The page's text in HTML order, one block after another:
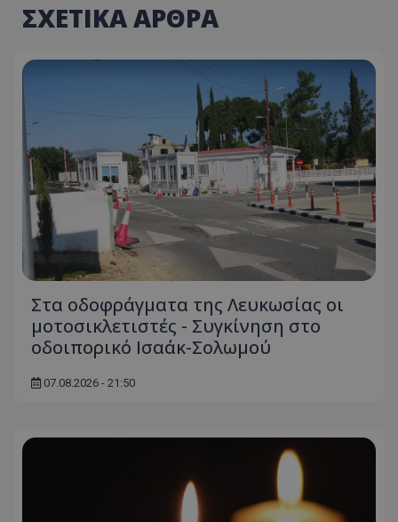
ΣΧΕΤΙΚΑ ΑΡΘΡΑ
Στα οδοφράγματα της Λευκωσίας οι
μοτοσικλετιστές - Συγκίνηση στο
οδοιπορικό Ισαάκ-Σολωμού
07.08.2026 - 21:50